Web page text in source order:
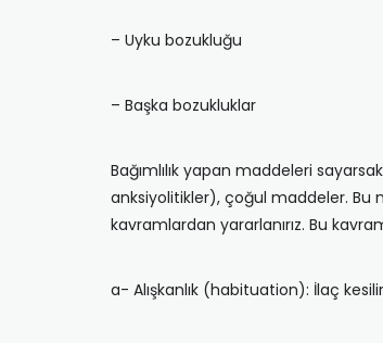
– Uyku bozukluğu
– Başka bozukluklar
Bağımlılık yapan maddeleri
anksiyolitikler), çoğul maddeler. Bu
kavramlardan yararlanırız. Bu
a- Alışkanlık (habituation): İlaç